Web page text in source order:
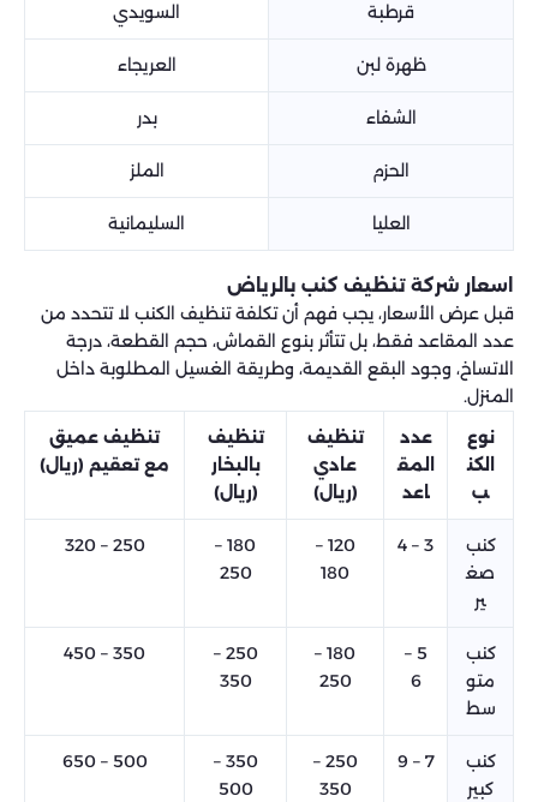
قرطبة السويدي
ظهرة لبن العريجاء
الشفاء بدر
الحزم الملز
العليا السليمانية
اسعار شركة تنظيف كنب بالرياض
قبل عرض الأسعار، يجب فهم أن تكلفة تنظيف الكنب لا تتحدد من
عدد المقاعد فقط، بل تتأثر بنوع القماش، حجم القطعة، درجة
الاتساخ، وجود البقع القديمة، وطريقة الغسيل المطلوبة داخل
المنزل.
نوع
الكن
ب
عدد
المق
اعد
تنظيف
عادي
(ريال)
تنظيف
بالبخار
(ريال)
تنظيف عميق
مع تعقيم (ريال)
كنب
صغ
ير
3 – 4
120 –
180
180 –
250
250 – 320
كنب
متو
سط
5 –
6
180 –
250
250 –
350
350 – 450
كنب
كبير
7 – 9
250 –
350
350 –
500
500 – 650